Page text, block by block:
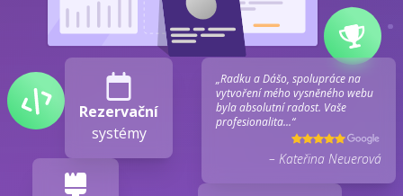
Rezervační
systémy
„Radku a Dášo, spolupráce na
vytvoření mého vysněného webu
byla absolutní radost. Vaše
profesionalita...“
– Kateřina Neuerová